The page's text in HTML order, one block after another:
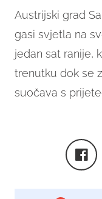
Austrijski grad
gasi svjetla na
jedan sat ranije,
trenutku dok se
suočava s